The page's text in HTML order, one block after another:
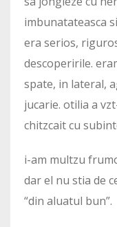
imbunatateasca
era serios,
descoperirile.
spate, in lateral,
jucarie. otilia a
chitzcait cu
i-am multzu
dar el nu stia de
“din aluatul bun”.